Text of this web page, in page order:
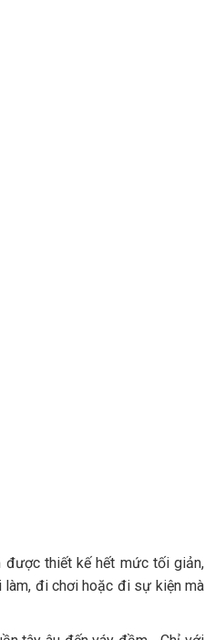
được thiết kế hết mức tối giản,
làm, đi chơi hoặc đi sự kiện mà